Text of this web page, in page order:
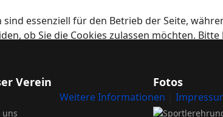
Verein
uns
Fotos
essenziell für den Betrieb der Seite,
ob Sie die Cookies zulassen möchten.
Weitere Informationen